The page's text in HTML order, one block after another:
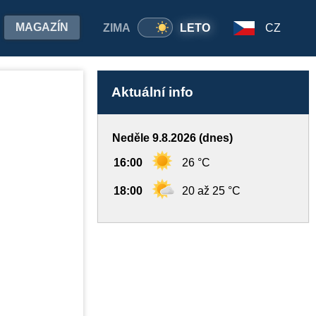
ZIMA LETO
MAGAZÍN CZ
Aktuální info
Neděle 9.8.2026 (dnes)
16:00 26 °C
18:00 20 až 25 °C